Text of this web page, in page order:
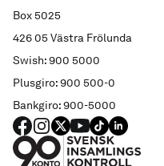
Box 5025
426 05 Västra Frölunda
Swish: 900 5000
Plusgiro: 900 500-0
Bankgiro: 900-5000
FACEBOOK
Instagram
X YouTube
TIKTOKLINKED IN